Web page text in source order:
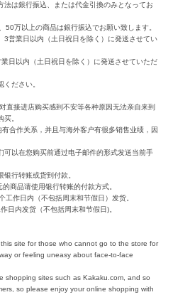
法は銀行振込、または代金引換のみとなってお
万以上の商品は銀行振込でお願い致します。
3営業日以内（土日祝日を除く）に発送させてい
日以内（土日祝日を除く）に発送させていただ
ださい。
直接进店购买感到不安等各种原因无法亲自来到
。
合作关系，并且与海外客户有很多销售业绩，因
可以在您购买前通过电子邮件的形式发送当前手
行转账或货到付款。
商品请使用银行转账的付款方式。
作日内（不包括周末和节假日）发货。
日内发货（不包括周末和节假日)。
site for those who cannot go to the store for
or feeling uneasy about face-to-face
shopping sites such as Kakaku.com, and so
so please enjoy your online shopping with